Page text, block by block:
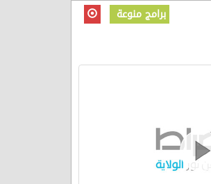
برامج منوعة